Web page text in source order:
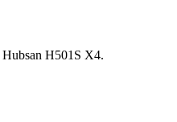
Hubsan H501S X4.